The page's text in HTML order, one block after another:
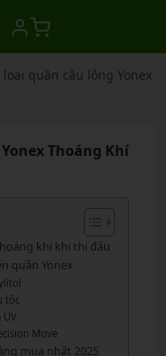
loại quần cầu lông Yonex
Thoáng Khí
khí khi thi đấu
quần Yonex
tốc
UV
Move
mua nhất 2025